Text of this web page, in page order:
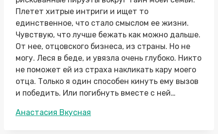
Плетет хитрые интриги и ищет то
единственное, что стало смыслом ее жизни.
Чувствую, что лучше бежать как можно дальше.
От нее, отцовского бизнеса, из страны. Но не
могу. Леся в беде, и увязла очень глубоко. Никто
не поможет ей из страха накликать кару моего
отца. Только я один способен кинуть ему вызов
и победить. Или погибнуть вместе с ней…
Метки
Анастасия Вкусная